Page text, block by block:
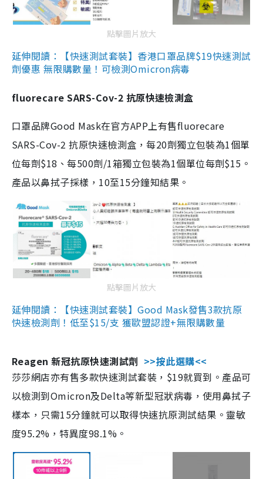
點擊圖片放大
延伸閱讀：【快速測試套裝】香港口罩品牌$19快速測試
劑優惠 無限購數量！可檢測Omicron病毒
fluorecare SARS-Cov-2 抗原快速檢測盒
口罩品牌Good Mask在官方APP上有售fluorecare
SARS-Cov-2 抗原快速檢測盒，每20劑獨立包裝為1個單
位每劑$18、每500劑/1箱獨立包裝為1個單位每劑$15。
產品以鼻拭子採樣，10至15分鐘知結果。
點擊圖片放大
延伸閱讀：【快速測試套裝】Good Mask發售3款抗原
快速檢測劑！低至$15/支 獲歐盟認證+無限購數量
Reagen 新冠抗原快速測試劑 >>按此選購<<
莎莎網店亦有售多款快速測試套裝，$19就買到。產品可
以檢測到Omicron及Delta等新型冠狀病毒，使用鼻拭子
樣本，只需15分鐘就可以取得快速抗原測試結果。靈敏
度95.2%，特異度98.1%。